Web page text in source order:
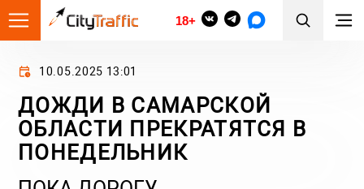
18+
10.05.2025 13:01
ДОЖДИ В САМАРСКОЙ
ОБЛАСТИ ПРЕКРАТЯТСЯ В
ПОНЕДЕЛЬНИК